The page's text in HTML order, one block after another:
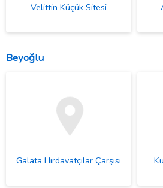
Velittin Küçük Sitesi
Beyoğlu
Galata Hırdavatçılar Çarşısı